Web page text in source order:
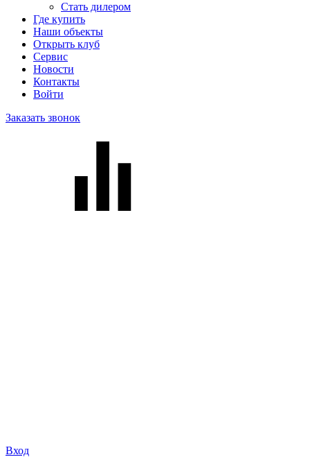
Стать дилером
Где купить
Наши объекты
Открыть клуб
Сервис
Новости
Контакты
Войти
Заказать звонок
Вход